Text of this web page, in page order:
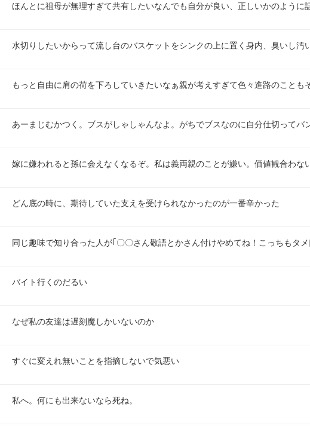
ほんとに祖母が無理すぎて共有したいなんでも自分が良い、正しいかのように
水切りしたいからって流し台のバスケットをシンクの上に置く身内、臭いし汚
もっと自由に肩の荷を下ろしていきたいなぁ親が考えすぎて色々進路のことも
あーまじむかつく。ブスがしゃしゃんなよ。がちでブスなのに自分仕切ってバ
嫁に嫌われると孫に会えなくなるぞ。私は義両親のことが嫌い。価値観合わな
どん底の時に、期待していた支えを受けられなかったのが一番辛かった
同じ趣味で知り合った人が｢〇〇さん敬語とかさん付けやめてね！こっちもタ
バイト行くのだるい
なぜ私の友達は遅刻魔しかいないのか
すぐに変えれ無いことを指摘しないで気悪い
私へ。何にも出来ないなら死ね。